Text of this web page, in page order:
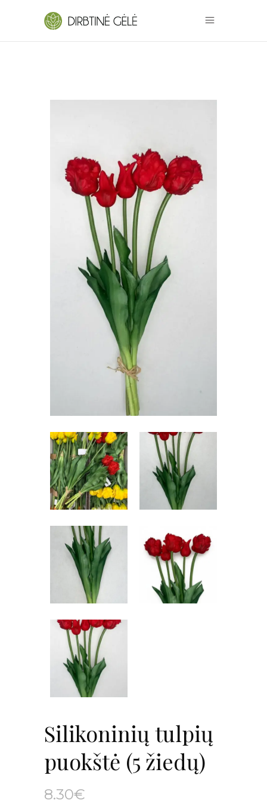
Silikoninių tulpių
puokštė (5 žiedų)
8.30€